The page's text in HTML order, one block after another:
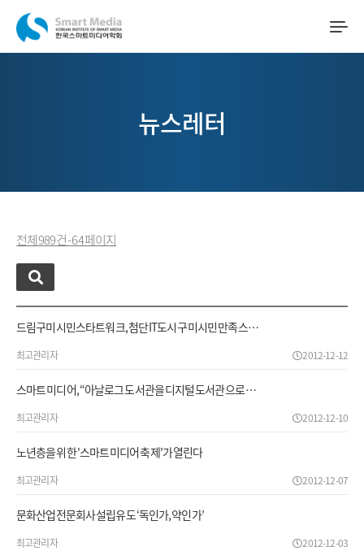
뉴스레터
전체 989 건 - 64 페이지
드림구미시민스타트워크, 첨단 IT도시 구미시민 만족 스…
최고관리자 2012-12-12
스마트 미디어, “아날로그 도서관을 디지털 도서관으로 …
최고관리자 2012-12-10
노년층을 위한 '스마트 미디어 축제'가 열린다
최고관리자 2012-12-07
문화산업전문회사 설립유도 ‘독인가, 약인가’
최고관리자 2012-12-03